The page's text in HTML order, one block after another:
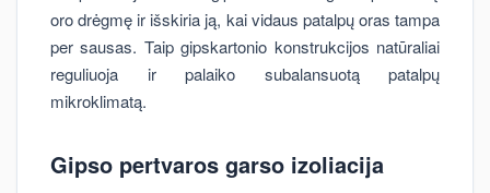
oro drėgmę ir išskiria ją, kai vidaus patalpų oras tampa
per sausas. Taip gipskartonio konstrukcijos natūraliai
reguliuoja ir palaiko subalansuotą patalpų
mikroklimatą.
Gipso pertvaros garso izoliacija